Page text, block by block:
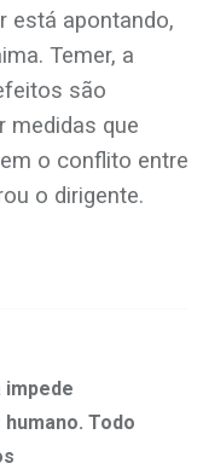
está apontando,
Temer, a
são
medidas que
o conflito entre
o dirigente.
impede
Todo